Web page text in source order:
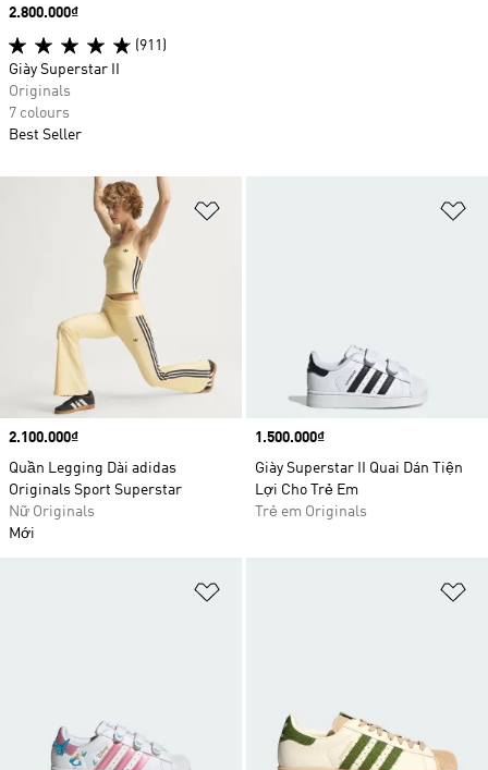
Price
2.100.000₫
Quần Legging Dài adidas
Originals Sport Superstar
Nữ Originals
Mới
Price
1.500.000₫
Giày Superstar II Quai Dán Tiện
Lợi Cho Trẻ Em
Trẻ em Originals
Price
2.800.000₫
(911)
Giày Superstar II
Originals
7 colours
Best Seller